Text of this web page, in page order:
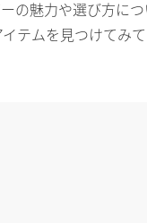
の魅力や選び方に
テムを見つけてみて